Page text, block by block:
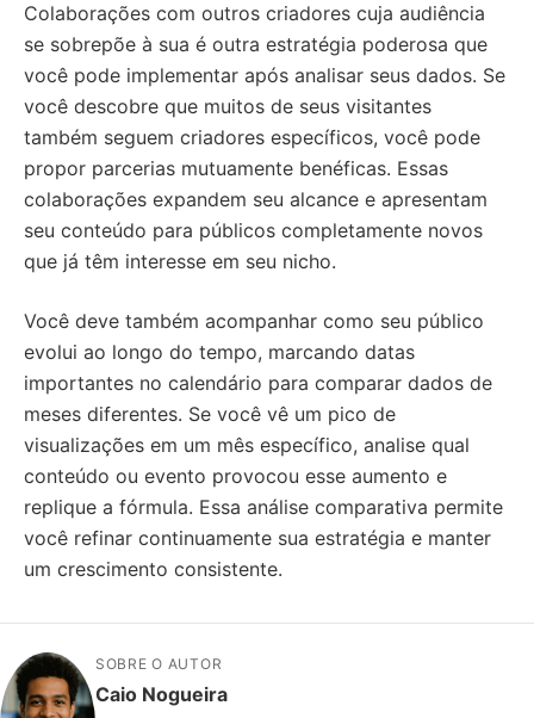
Colaborações com outros criadores cuja audiência
se sobrepõe à sua é outra estratégia poderosa que
você pode implementar após analisar seus dados. Se
você descobre que muitos de seus visitantes
também seguem criadores específicos, você pode
propor parcerias mutuamente benéficas. Essas
colaborações expandem seu alcance e apresentam
seu conteúdo para públicos completamente novos
que já têm interesse em seu nicho.
Você deve também acompanhar como seu público
evolui ao longo do tempo, marcando datas
importantes no calendário para comparar dados de
meses diferentes. Se você vê um pico de
visualizações em um mês específico, analise qual
conteúdo ou evento provocou esse aumento e
replique a fórmula. Essa análise comparativa permite
você refinar continuamente sua estratégia e manter
um crescimento consistente.
SOBRE O AUTOR
Caio Nogueira